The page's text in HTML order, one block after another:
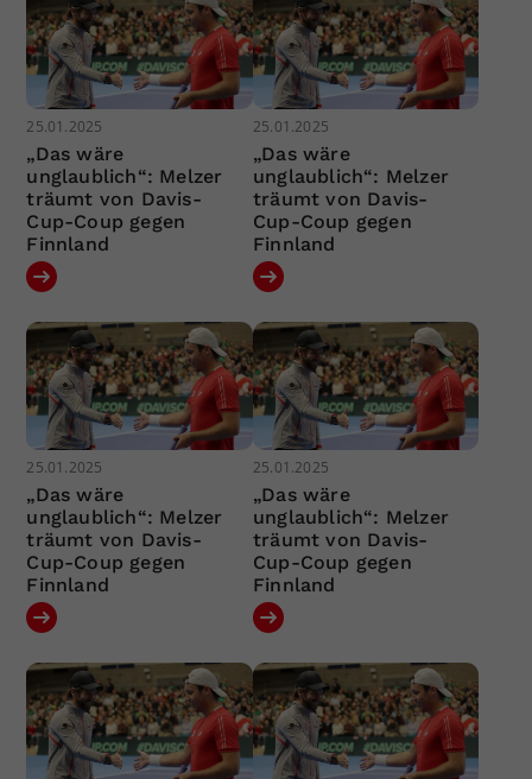
25.01.2025
„Das wäre
unglaublich“: Melzer
träumt von Davis-
Cup-Coup gegen
Finnland
25.01.2025
„Das wäre
unglaublich“: Melzer
träumt von Davis-
Cup-Coup gegen
Finnland
25.01.2025
„Das wäre
unglaublich“: Melzer
träumt von Davis-
Cup-Coup gegen
Finnland
25.01.2025
„Das wäre
unglaublich“: Melzer
träumt von Davis-
Cup-Coup gegen
Finnland